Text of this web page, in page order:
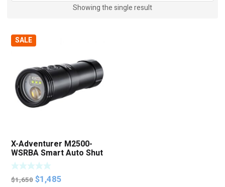
Showing the single result
SALE
X-Adventurer M2500-
WSRBA Smart Auto Shut
Off Focus Photo Video
Light
$1,650 Original
$1,485